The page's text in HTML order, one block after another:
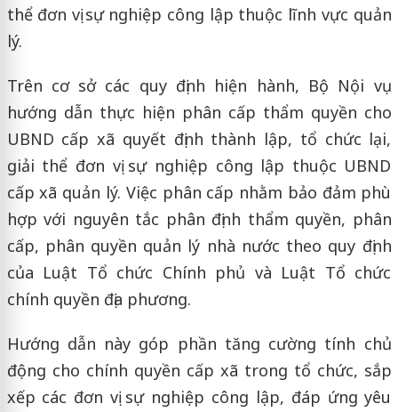
thể đơn vị sự nghiệp công lập thuộc lĩnh vực quản
lý.
Trên cơ sở các quy định hiện hành, Bộ Nội vụ
hướng dẫn thực hiện phân cấp thẩm quyền cho
UBND cấp xã quyết định thành lập, tổ chức lại,
giải thể đơn vị sự nghiệp công lập thuộc UBND
cấp xã quản lý. Việc phân cấp nhằm bảo đảm phù
hợp với nguyên tắc phân định thẩm quyền, phân
cấp, phân quyền quản lý nhà nước theo quy định
của Luật Tổ chức Chính phủ và Luật Tổ chức
chính quyền địa phương.
Hướng dẫn này góp phần tăng cường tính chủ
động cho chính quyền cấp xã trong tổ chức, sắp
xếp các đơn vị sự nghiệp công lập, đáp ứng yêu